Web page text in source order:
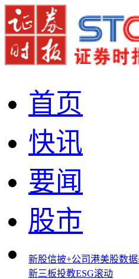
首页
快讯
要闻
股市
新股信披+公司港美股数据
新三板投教ESG滚动